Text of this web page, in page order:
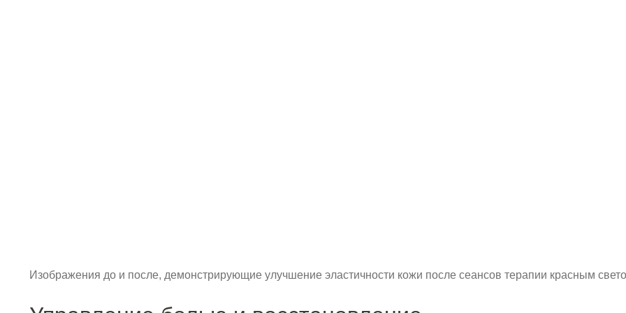
Изображения до и после, демонстрирующие улучшение эластичности кожи после сеансов терапии красным